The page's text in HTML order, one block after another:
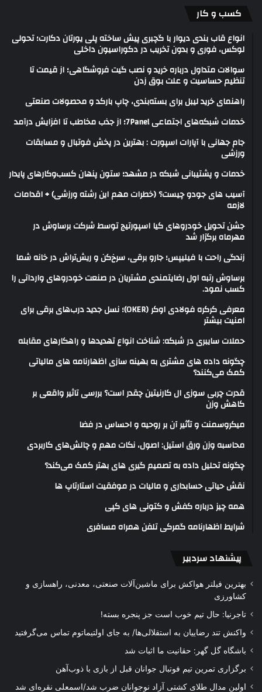
کسب و کار
انواع قاب بندی دیوار با گچبری پیش ساخته پلی یورتان دکارت؛ تحولی
لوکس، فوری و بدون تخریب در دکوراسیون داخلی
سوالات متداول درباره خرید و نصب گیت فروشگاهی؛ از قیمت تا
تنظیم حساسیت و علت بوق زدن
راهنمای خرید لیبل برای بسته‌بندی، چاپ بارکد و محصولات صنعتی
خدمات شبکه‌های اجتماعی 7Panel؛ از جذب مخاطب تا افزایش درآمد
جام جهانی با آپارات اسپورت : بهترین در پخش فوتبال و مسابقات
ورزشی
خدمات و پشتیبانی شبکه در مشهد؛ ستون پنهان کسب‌وکارهای پایدار
آسیب های جودو چیست؟ (خطرات مهم این رشته ورزشی) + اقدامات
لازمه
جشن تحویل خودروهای کیا اسپورتیج توسط شرکت برساوش در
مهرماه برگزار شد
زندگی راحت با فیلیپس؛ جارو برقی، سرخ‌کن و ریش‌تراش در خانه شما
برساوش رتبه اول رضایتمندی مشتریان در صنعت خودروهای وارداتی را
کسب نمود.
معرفی کرکره فولادی اوکر (OKER)؛ نسل جدید درب‌های برقی برای
امنیت بیشتر
حملات سایبری در شبکه: شناخت انواع تهدیدها و راهکارهای مقابله
چگونه داده های مشتری به بهینه سازی اظهارنامه های مالیاتی
کمک می‌کنند؟
قدرت چربی سوزی ال کارنیتین چقدر است؟ بررسی تاثیر واقعی بر
کاهش وزن
میکروسمنت و تأثیر آن بر روحیه و احساس در فضا
محاسبه وزن ورق استیل: اصول، نکات مهم و چالش‌های کاربردی
چگونه تحلیل داده به تصمیم گیری های بهتر کمک می‌کند؟
نقش حیاتی حسابداری و مالیات در موفقیت استارتاپ ها
همه چیز درباره کفش و کتونی های کپی
شرایط اظهارنامه گمرکی تلفن همراه مسافری
پیشنهاد سردبیر
بهترین فیلتر هواکش برای ماشین‌آلات صنعتی، معدنی، راهسازی و
کشاورزی
تاجرنیا: حال تیم خوب است جز پنجره بسته!
واکنش تند رضاییان به استقلالی‌ها/ به جای اولتیماتوم تماس می‌گرفتید
باشگاه گل گهر: حقانیت ما اثبات شد
برگزاری تمرین تیم فوتبال جوانان قبل از بازی با ذوب‌آهن
اولین مدال طلای کشتی آزاد نوجوانان ضرب شد/اسمعلی نقره‌ای شد